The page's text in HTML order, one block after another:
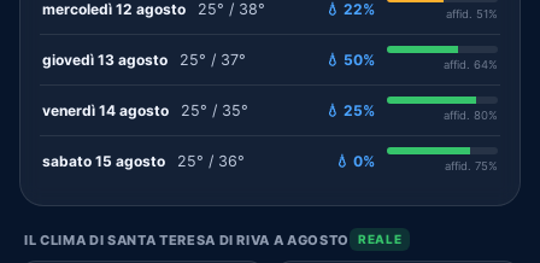
mercoledì 12 agosto 25° / 38° 💧 22% affid. 51%
giovedì 13 agosto 25° / 37° 💧 50% affid. 64%
venerdì 14 agosto 25° / 35° 💧 25% affid. 80%
sabato 15 agosto 25° / 36° 💧 0% affid. 75%
IL CLIMA DI SANTA TERESA DI RIVA A AGOSTO REALE